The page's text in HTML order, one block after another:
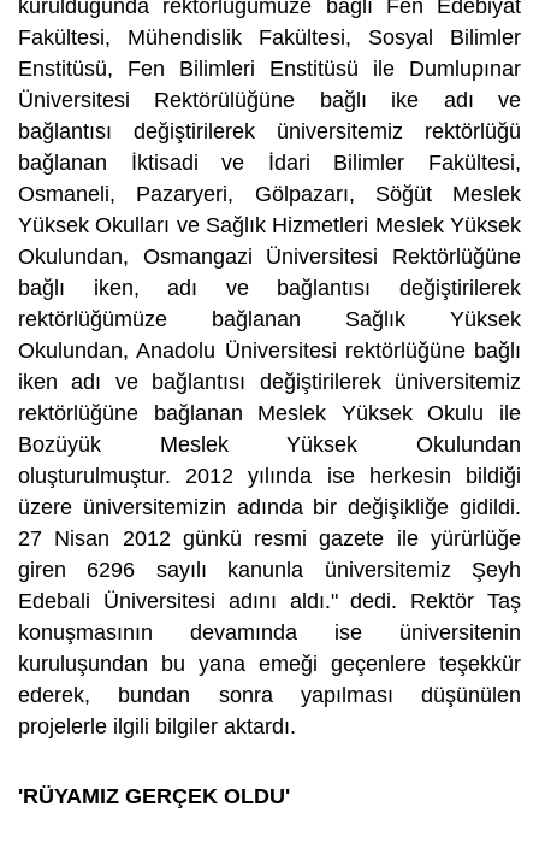
kurulduğunda rektörlüğümüze bağlı Fen Edebiyat
Fakültesi, Mühendislik Fakültesi, Sosyal Bilimler
Enstitüsü, Fen Bilimleri Enstitüsü ile Dumlupınar
Üniversitesi Rektörülüğüne bağlı ike adı ve
bağlantısı değiştirilerek üniversitemiz rektörlüğü
bağlanan İktisadi ve İdari Bilimler Fakültesi,
Osmaneli, Pazaryeri, Gölpazarı, Söğüt Meslek
Yüksek Okulları ve Sağlık Hizmetleri Meslek Yüksek
Okulundan, Osmangazi Üniversitesi Rektörlüğüne
bağlı iken, adı ve bağlantısı değiştirilerek
rektörlüğümüze bağlanan Sağlık Yüksek
Okulundan, Anadolu Üniversitesi rektörlüğüne bağlı
iken adı ve bağlantısı değiştirilerek üniversitemiz
rektörlüğüne bağlanan Meslek Yüksek Okulu ile
Bozüyük Meslek Yüksek Okulundan
oluşturulmuştur. 2012 yılında ise herkesin bildiği
üzere üniversitemizin adında bir değişikliğe gidildi.
27 Nisan 2012 günkü resmi gazete ile yürürlüğe
giren 6296 sayılı kanunla üniversitemiz Şeyh
Edebali Üniversitesi adını aldı." dedi. Rektör Taş
konuşmasının devamında ise üniversitenin
kuruluşundan bu yana emeği geçenlere teşekkür
ederek, bundan sonra yapılması düşünülen
projelerle ilgili bilgiler aktardı.
'RÜYAMIZ GERÇEK OLDU'